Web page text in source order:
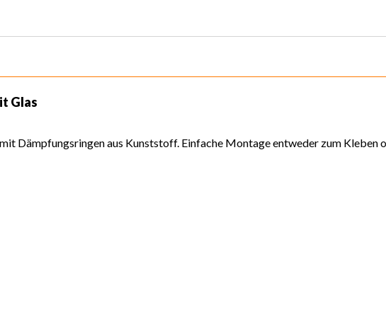
Glas
Dämpfungsringen aus Kunststoff. Einfache Montage entweder zum